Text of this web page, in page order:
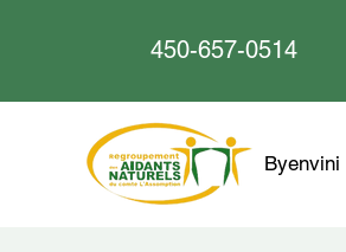
450-657-0514
Byenvini